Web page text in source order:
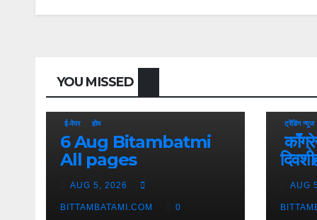
YOU MISSED
ई-पेपर होम
6 Aug Bitambatmi
All pages
AUG 5, 2026
BITTAMBATAMI.COM 0
ट्रेंडिंग न्यूज
AUG